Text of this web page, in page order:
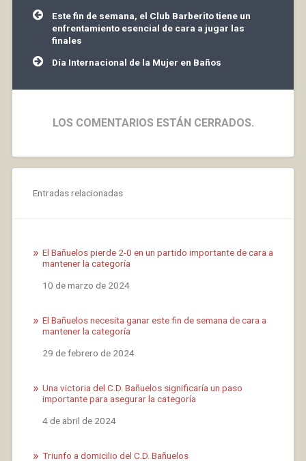
Navegación
de
entradas
Este fin de semana, el Club Barberito tiene un
enfrentamiento esencial de cara a jugar las
finales
Día Internacional de la Mujer en Baños
LOS COMENTARIOS ESTÁN CERRADOS.
Entradas relacionadas
El Bañuelos pierde 2-0 en un partido importante de cara a
mantener la categoría
Fecha
10 de marzo de 2024
El Bañuelos necesita ganar este fin de semana de cara a
mantener la categoría
Fecha
29 de febrero de 2024
Una victoria del C.D. Bañuelos significaría un paso
importante para asegurar la categoría
Fecha
4 de abril de 2024
Triunfo a domicilio del C.D. Bañuelos